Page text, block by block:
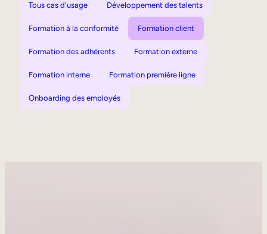
Tous cas d'usage Développement des talents
Formation à la conformité Formation client
Formation des adhérents Formation externe
Formation interne Formation première ligne
Onboarding des employés